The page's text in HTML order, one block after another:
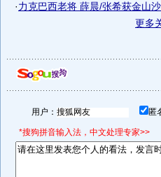
·力克巴西老将 薛晨/张希获金山
更多
用户： 匿
*搜狗拼音输入法，中文处理专家>>